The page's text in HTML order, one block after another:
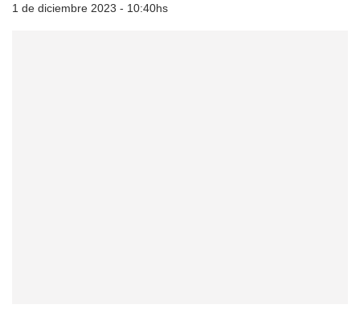
1 de diciembre 2023 - 10:40hs